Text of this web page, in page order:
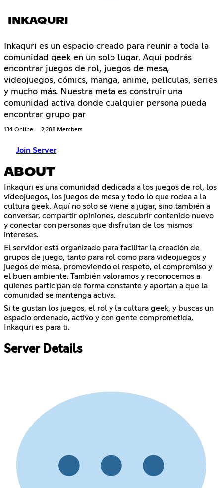
INKAQURI
Inkaquri es un espacio creado para reunir a toda la
comunidad geek en un solo lugar. Aquí podrás
encontrar juegos de rol, juegos de mesa,
videojuegos, cómics, manga, anime, películas, series
y mucho más. Nuestra meta es construir una
comunidad activa donde cualquier persona pueda
encontrar grupo par
134 Online 2,288 Members
Join Server
ABOUT
Inkaquri es una comunidad dedicada a los juegos de rol, los
videojuegos, los juegos de mesa y todo lo que rodea a la
cultura geek. Aquí no solo se viene a jugar, sino también a
conversar, compartir opiniones, descubrir contenido nuevo
y conectar con personas que disfrutan de los mismos
intereses.
El servidor está organizado para facilitar la creación de
grupos de juego, tanto para rol como para videojuegos y
juegos de mesa, promoviendo el respeto, el compromiso y
el buen ambiente. También valoramos y reconocemos a
quienes participan de forma constante y aportan a que la
comunidad se mantenga activa.
Si te gustan los juegos, el rol y la cultura geek, y buscas un
espacio ordenado, activo y con gente comprometida,
Inkaquri es para ti.
Server Details